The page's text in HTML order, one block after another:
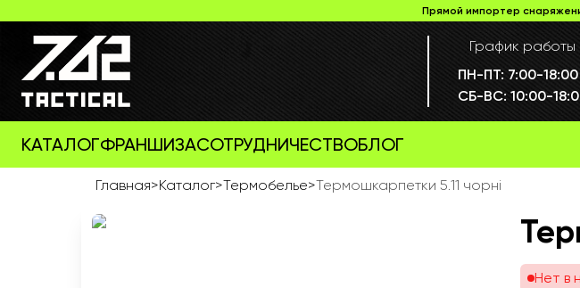
Прямой импортер
График работы
ПН-ПТ: 7:00-18:00
СБ-ВС: 10:00-
КАТАЛОГФРАНШИЗАСОТРУДНИЧЕСТВОБЛОГ
Главная>Каталог>Термобелье>Термошкарпетки 5.11 чорні
Нет в